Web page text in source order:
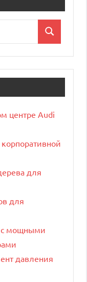
Поиск
центре Audi
для
для
с мощными
давления